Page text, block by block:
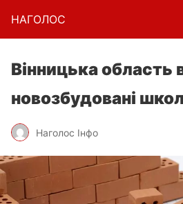
НАГОЛОC
Вінницька область
новозбудовані
Наголос Інфо